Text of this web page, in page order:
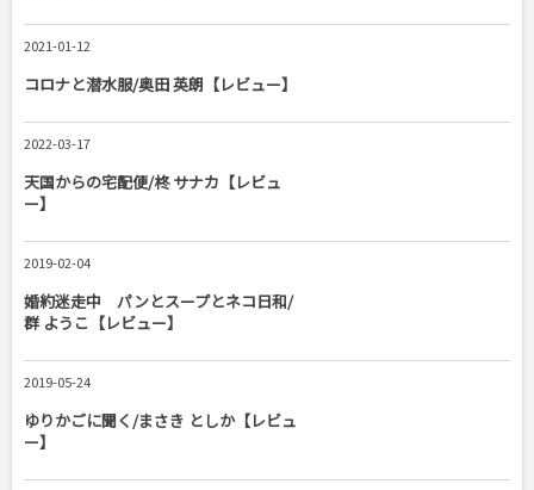
2021-01-12
コロナと潜水服/奥田 英朗【レビュー】
2022-03-17
天国からの宅配便/柊 サナカ【レビュ
ー】
2019-02-04
婚約迷走中 パンとスープとネコ日和/
群 ようこ【レビュー】
2019-05-24
ゆりかごに聞く/まさき としか【レビュ
ー】